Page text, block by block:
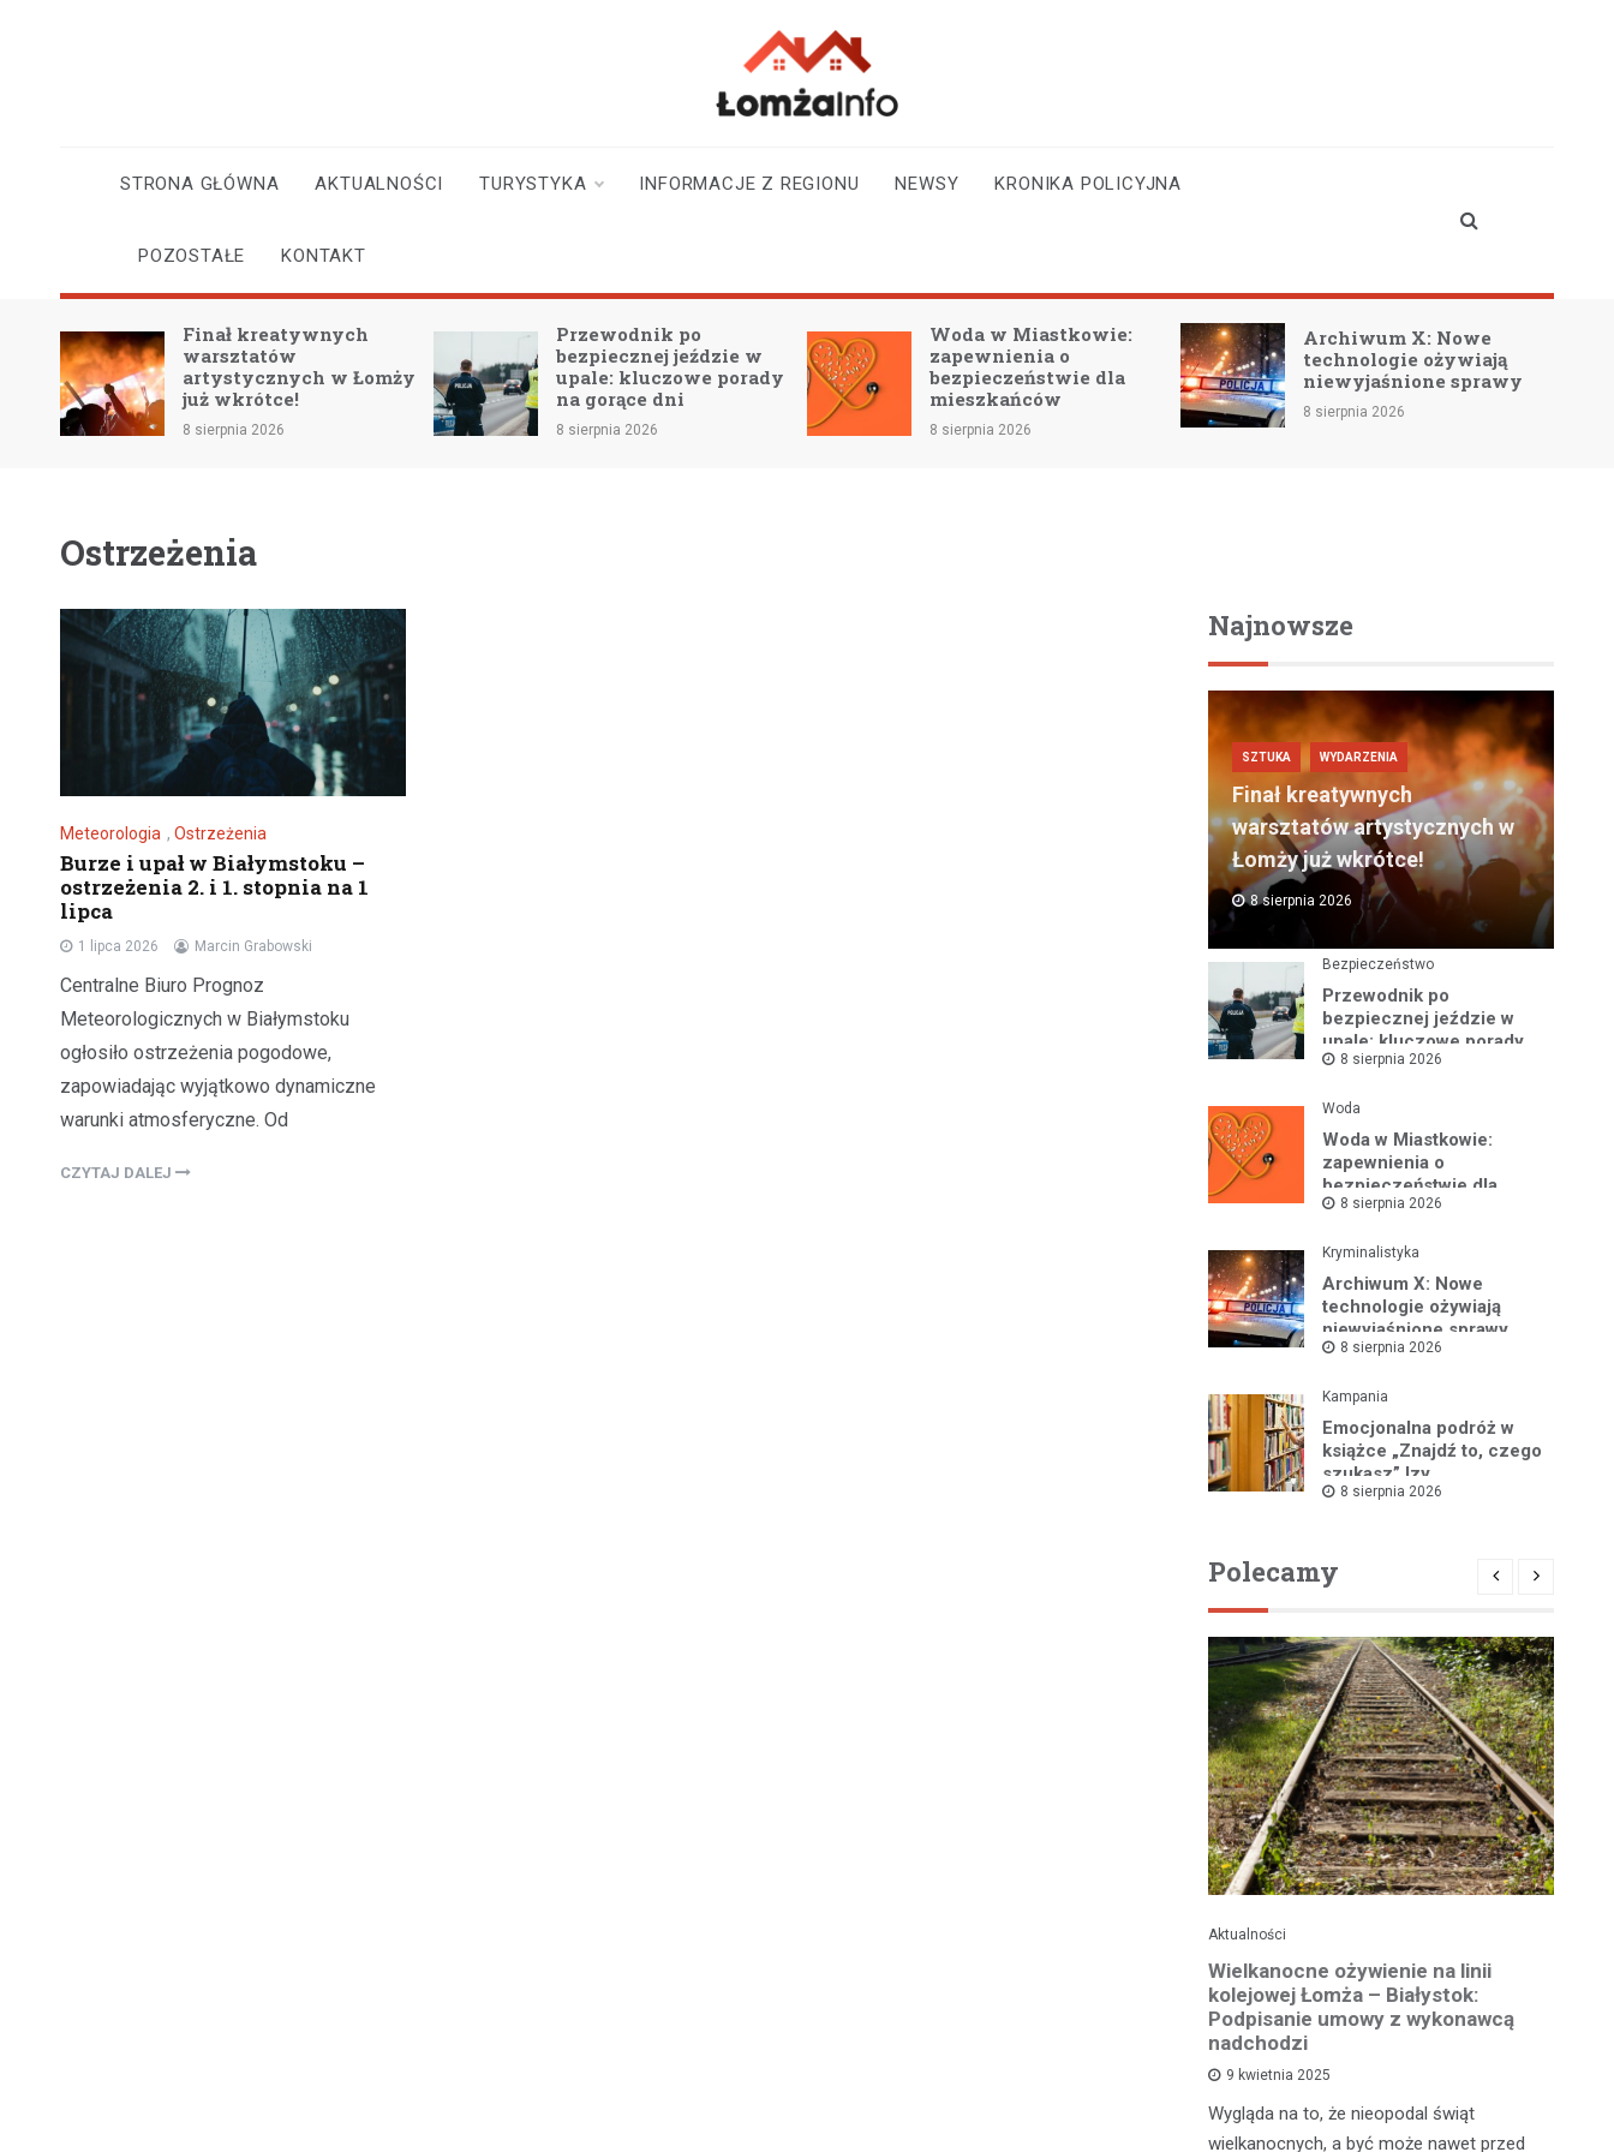
i okolicy
STRONA GŁÓWNA AKTUALNOŚCI TURYSTYKA INFORMACJE Z REGIONU NEWSY KRONIKA POLICYJNA
POZOSTAŁE KONTAKT
Finał kreatywnych
warsztatów
artystycznych w Łomży
już wkrótce!
8 sierpnia 2026
Przewodnik po
bezpiecznej jeździe w
upale: kluczowe porady
na gorące dni
8 sierpnia 2026
Woda w Miastkowie:
zapewnienia o
bezpieczeństwie dla
mieszkańców
8 sierpnia 2026
Archiwum X: Nowe
technologie ożywiają
niewyjaśnione sprawy
8 sierpnia 2026
Ostrzeżenia
Meteorologia , Ostrzeżenia
Burze i upał w Białymstoku –
ostrzeżenia 2. i 1. stopnia na 1
lipca
1 lipca 2026 Marcin Grabowski
Centralne Biuro Prognoz
Meteorologicznych w Białymstoku
ogłosiło ostrzeżenia pogodowe,
zapowiadając wyjątkowo dynamiczne
warunki atmosferyczne. Od
CZYTAJ DALEJ
Najnowsze
SZTUKA WYDARZENIA
Finał kreatywnych
warsztatów artystycznych w
Łomży już wkrótce!
8 sierpnia 2026
Bezpieczeństwo
Przewodnik po
bezpiecznej jeździe w
upale: kluczowe porady
na gorące dni
8 sierpnia 2026
Woda
Woda w Miastkowie:
zapewnienia o
bezpieczeństwie dla
mieszkańców
8 sierpnia 2026
Kryminalistyka
Archiwum X: Nowe
technologie ożywiają
niewyjaśnione sprawy
8 sierpnia 2026
Kampania
Emocjonalna podróż w
książce „Znajdź to, czego
szukasz” Izy
Maciejewskiej!
8 sierpnia 2026
Polecamy
Aktualności
Wielkanocne ożywienie na linii
kolejowej Łomża – Białystok:
Podpisanie umowy z wykonawcą
nadchodzi
9 kwietnia 2025
Wygląda na to, że nieopodal świąt
wielkanocnych, a być może nawet przed